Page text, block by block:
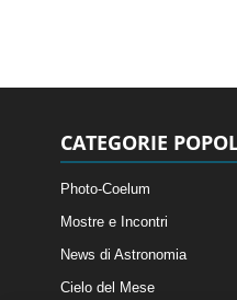
CATEGORIE
Photo-Coelum
Mostre e Incontri
News di Astronomia
Cielo del Mese